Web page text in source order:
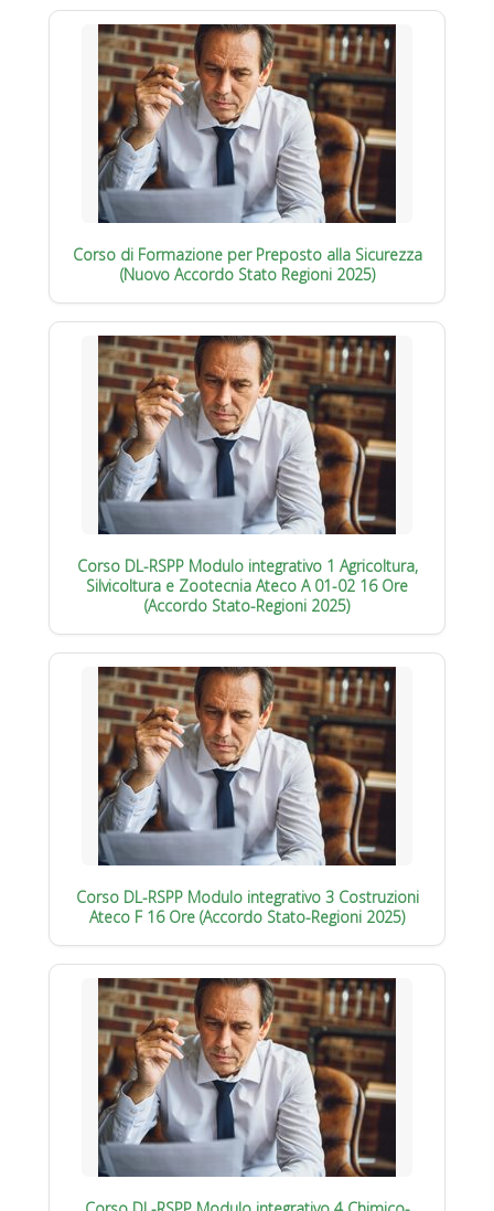
Corso di Formazione per Preposto alla Sicurezza
(Nuovo Accordo Stato Regioni 2025)
Corso DL-RSPP Modulo integrativo 1 Agricoltura,
Silvicoltura e Zootecnia Ateco A 01-02 16 Ore
(Accordo Stato-Regioni 2025)
Corso DL-RSPP Modulo integrativo 3 Costruzioni
Ateco F 16 Ore (Accordo Stato-Regioni 2025)